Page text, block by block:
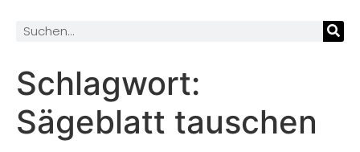
Schlagwort:
Sägeblatt tauschen